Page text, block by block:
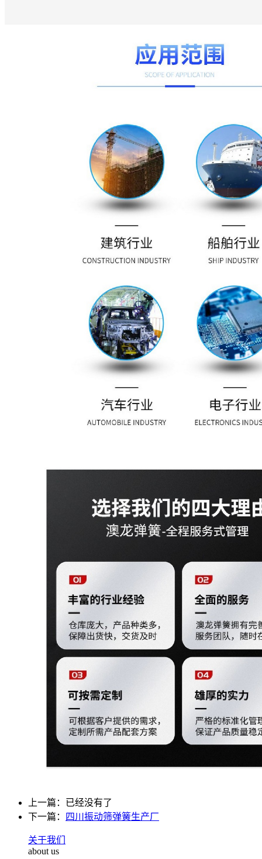
上一篇：已经没有了
下一篇：
四川振动筛弹簧生产厂
关于我们
about us